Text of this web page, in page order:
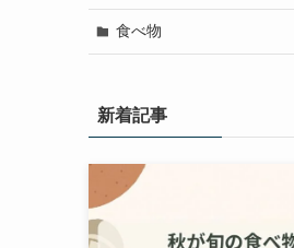
食べ物
新着記事